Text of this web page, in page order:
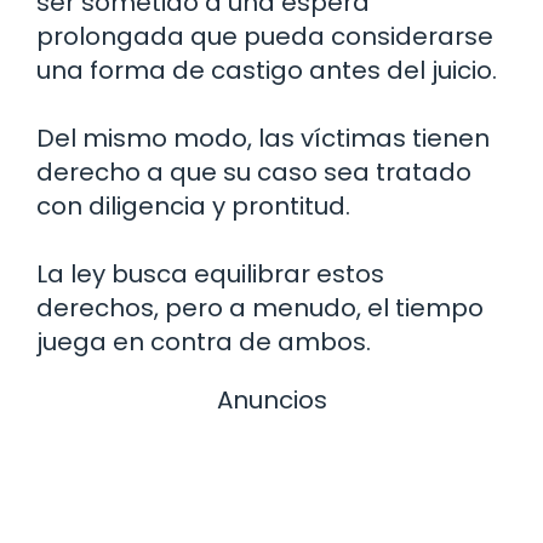
prolongada que pueda considerarse
una forma de castigo antes del juicio.
Del mismo modo, las víctimas tienen
derecho a que su caso sea tratado
con diligencia y prontitud.
La ley busca equilibrar estos
derechos, pero a menudo, el tiempo
juega en contra de ambos.
Anuncios